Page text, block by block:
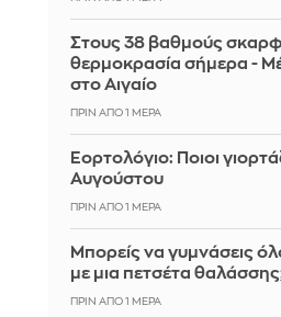
Στους 38 βαθμούς
θερμοκρασία σήμερα -
στο Αιγαίο
ΠΡΙΝ ΑΠΌ 1 ΜΈΡΑ
Εορτολόγιο: Ποιοι
Αυγούστου
ΠΡΙΝ ΑΠΌ 1 ΜΈΡΑ
Μπορείς να γυμνάσεις
με μια πετσέτα
ΠΡΙΝ ΑΠΌ 1 ΜΈΡΑ